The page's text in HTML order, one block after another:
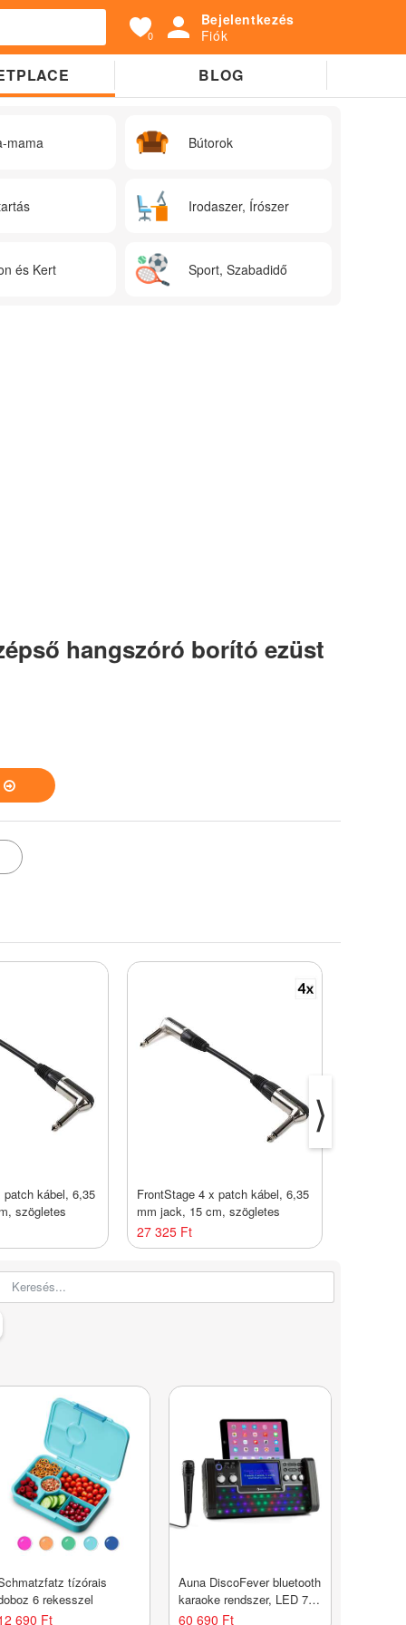
0
Bejelentkezés
Fiók
BLOG
mama Bútorok
Irodaszer, Írószer
és Kert Sport, Szabadidő
hangszóró borító ezüst
patch kábel, 6,35
szögletes
FrontStage 4 x patch kábel, 6,35
mm jack, 15 cm, szögletes
27 325 Ft
⟩
tízórais
6 rekesszel
690 Ft
Auna DiscoFever bluetooth
karaoke rendszer, LED 7''
TFT kijelző, CD, USB,
60 690 Ft